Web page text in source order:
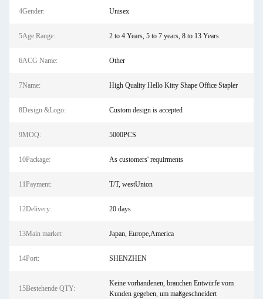
4Gender: Unisex
5Age Range: 2 to 4 Years, 5 to 7 years, 8 to 13 Years
6ACG Name: Other
7Name: High Quality Hello Kitty Shape Office Stapler
8Design &Logo: Custom design is accepted
9MOQ: 5000PCS
10Package: As customers' requirments
11Payment: T/T, westUnion
12Delivery: 20 days
13Main market: Japan, Europe,America
14Port: SHENZHEN
15Bestehende QTY:
Keine vorhandenen, brauchen Entwürfe vom
Kunden gegeben, um maßgeschneidert